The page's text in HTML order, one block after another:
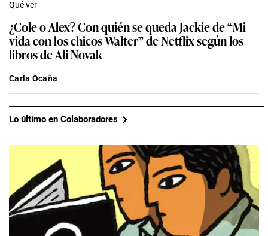
Qué ver
¿Cole o Alex? Con quién se queda Jackie de “Mi
vida con los chicos Walter” de Netflix según los
libros de Ali Novak
Carla Ocaña
Lo último en Colaboradores